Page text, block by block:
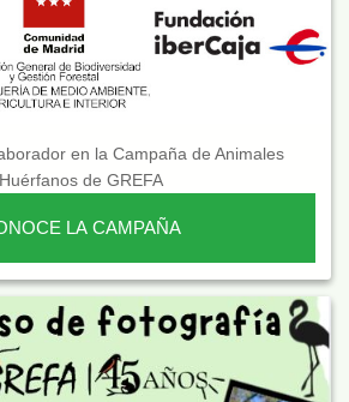
en la Campaña de Animales
Huérfanos de GREFA
LA CAMPAÑA